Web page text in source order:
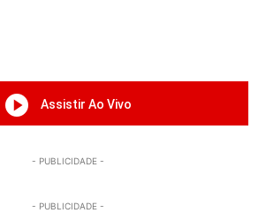
Assistir Ao Vivo
- PUBLICIDADE -
- PUBLICIDADE -